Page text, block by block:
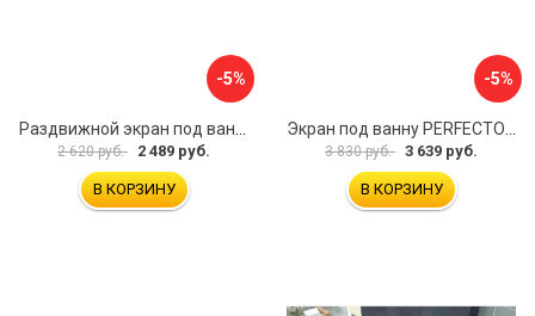
-5%
2 620 руб. 2 489 руб.
В КОРЗИНУ
-5%
3 830 руб. 3 639 руб.
В КОРЗИНУ